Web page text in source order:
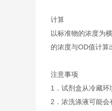
计算
以标准物的浓度为
的浓度与OD值计算
注意事项
1．试剂盒从冷藏
2．浓洗涤液可能